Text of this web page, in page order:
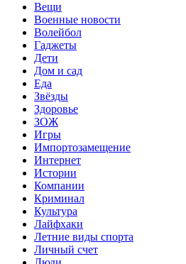
Вещи
Военные новости
Волейбол
Гаджеты
Дети
Дом и сад
Еда
Звёзды
Здоровье
ЗОЖ
Игры
Импортозамещение
Интернет
Истории
Компании
Криминал
Культура
Лайфхаки
Летние виды спорта
Личный счет